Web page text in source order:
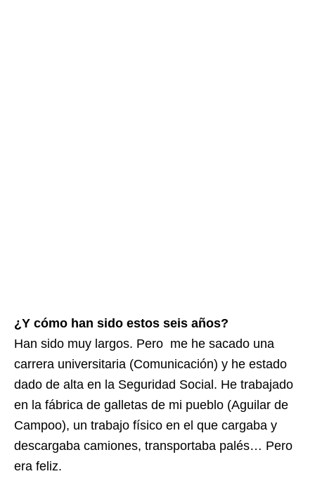
¿Y cómo han sido estos seis años?
Han sido muy largos. Pero me he sacado una
carrera universitaria (Comunicación) y he estado
dado de alta en la Seguridad Social. He trabajado
en la fábrica de galletas de mi pueblo (Aguilar de
Campoo), un trabajo físico en el que cargaba y
descargaba camiones, transportaba palés… Pero
era feliz.